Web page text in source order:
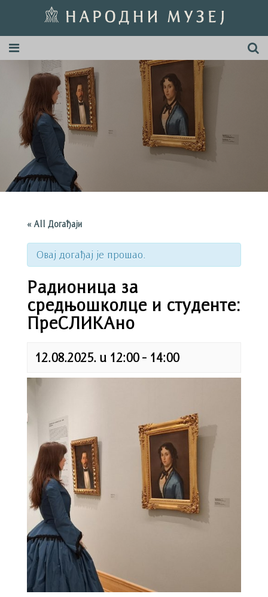
« All Догађаји
Овај догађај је прошао.
Радионица за
средњошколце и студенте:
ПреСЛИКАно
12.08.2025. u 12:00- 14:00